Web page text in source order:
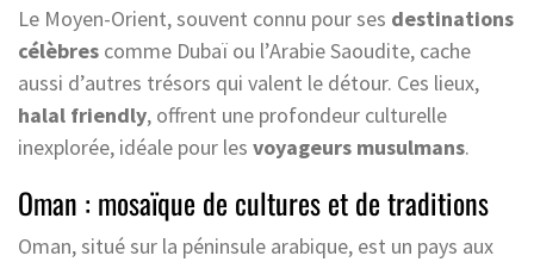
Le Moyen-Orient, souvent connu pour ses destinations
célèbres comme Dubaï ou l’Arabie Saoudite, cache
aussi d’autres trésors qui valent le détour. Ces lieux,
halal friendly, offrent une profondeur culturelle
inexplorée, idéale pour les voyageurs musulmans.
Oman : mosaïque de cultures et de traditions
Oman, situé sur la péninsule arabique, est un pays aux